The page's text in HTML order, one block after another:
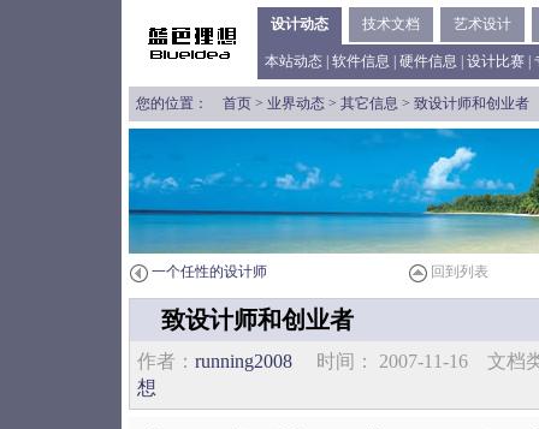
设计动态 技术文档 艺术设计
本站动态 软件信息 硬件信息 设计比赛
您的位置： 首页 > 业界动态 > 其它信息 > 致设计师和创业者
一个任性的设计师 回到列表
致设计师和创业者
作者： running2008
时间： 2007-11-16 文档
想